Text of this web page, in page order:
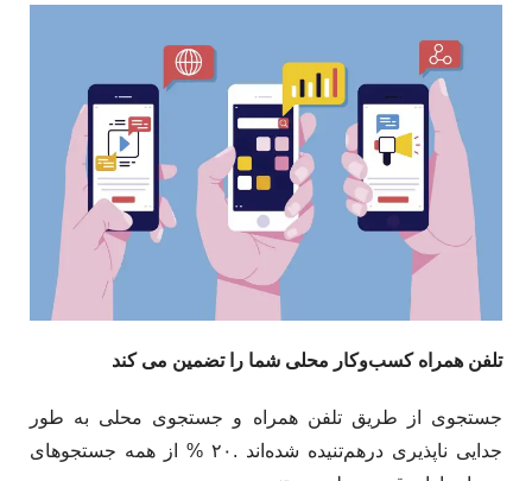
تلفن همراه کسب‌وکار محلی شما را تضمین می کند
جستجوی از طریق تلفن همراه و جستجوی محلی به طور
جدایی ناپذیری درهم‌تنیده شده‌اند .۲۰ % از همه جستجوهای